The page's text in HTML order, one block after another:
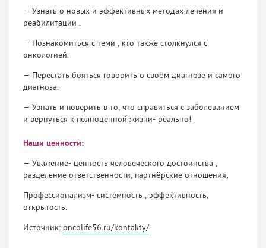
— Узнать о новых и эффективных методах лечения и
реабилитации .
— Познакомиться с теми , кто также столкнулся с
онкологией.
— Перестать бояться говорить о своём диагнозе и самого
диагноза.
— Узнать и поверить в то, что справиться с заболеванием
и вернуться к полноценной жизни- реально!
Наши ценности:
— Уважение- ценность человеческого достоинства ,
разделение ответственности, партнёрские отношения;
Профессионализм- системность , эффективность,
открытость.
Источник:oncolife56.ru/kontakty/